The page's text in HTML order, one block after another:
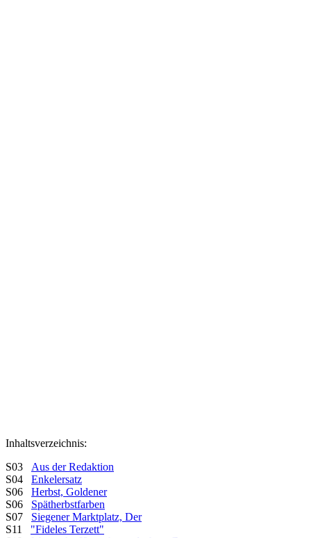
Inhaltsverzeichnis:
S03 Aus der Redaktion
S04 Enkelersatz
S06 Herbst, Goldener
S06 Spätherbstfarben
S07 Siegener Marktplatz, Der
S11 "Fideles Terzett"